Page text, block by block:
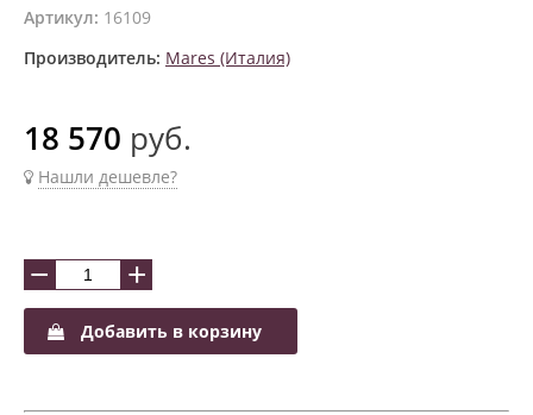
Артикул: 16109
Производитель: Mares (Италия)
18 570 руб.
Нашли дешевле?
− +
Добавить в корзину